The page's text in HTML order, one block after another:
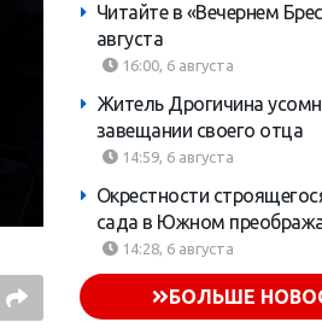
Читайте в «Вечернем
августа
16:00, 6 августа
Житель Дрогичина
завещании своего отца
14:59, 6 августа
Окрестности
сада в Южном
14:28, 6 августа
БОЛЬШЕ